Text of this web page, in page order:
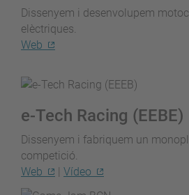
Dissenyem i desenvolupem
elèctriques.
Web
e-Tech Racing (EEBE)
Dissenyem i fabriquem un
competició.
Web
Vídeo